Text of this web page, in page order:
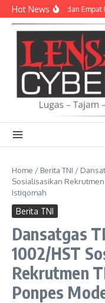
Lewati ke konten
Hot NewsTNI AD dan Empat
Home / Berita TNI /
Sosialisasikan
Istiqomah
Berita TNI
Dansatgas
1002/HST
Rekrutmen
Ponpes